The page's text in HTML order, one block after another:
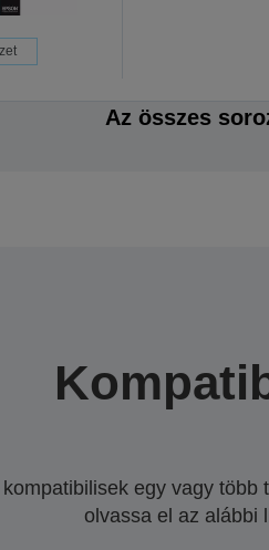
Az összes
egy vagy
olvassa el az alábbi